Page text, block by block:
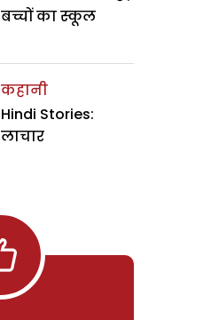
बच्चों का स्कूल
कहानी
Hindi Stories:
लाचार